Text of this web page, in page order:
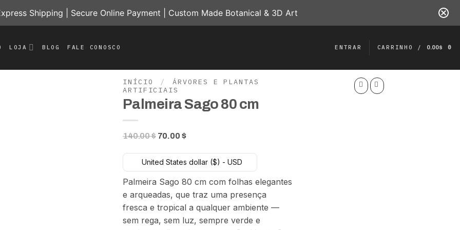
Shipping | Secure Online Payment | Custom Made Botanical & 3D Art
LOJA BLOG FALE CONOSCO ENTRAR CARRINHO / 0.00$ 0
INÍCIO /
ÁRVORES E PLANTAS
ARTIFICIAIS
Palmeira Sago 80 cm
140.00$ O
original
era:
140.00 $.
70.00 $O
atual
é:
70.00 $.
United States dollar ($) - USD
Palmeira Sago 80 cm com folhas elegantes
e arqueadas, que traz uma presença
fresca e tropical a qualquer ambiente —
sem rega, sem luz, sempre verde e